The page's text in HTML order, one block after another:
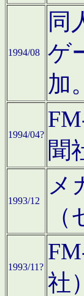
1994/08
同
ゲ
加。
1994/04?
聞
1993/12
メ
1993/11?
社